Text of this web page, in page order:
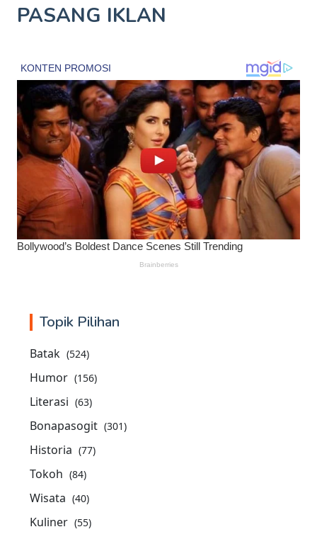
PASANG IKLAN
Topik Pilihan
Batak (524)
Humor (156)
Literasi (63)
Bonapasogit (301)
Historia (77)
Tokoh (84)
Wisata (40)
Kuliner (55)